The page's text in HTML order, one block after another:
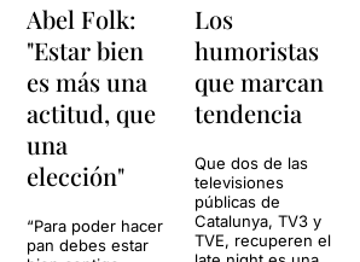
Abel Folk:
"Estar bien
es más una
actitud, que
una
elección"
“Para poder hacer
pan debes estar
Los
humoristas
que marcan
tendencia
Que dos de las
televisiones
públicas de
Catalunya, TV3 y
TVE, recuperen el